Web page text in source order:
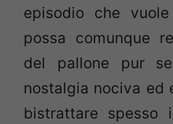
episodio che
possa comunque
del pallone pur
nostalgia nociva ed
bistrattare spesso